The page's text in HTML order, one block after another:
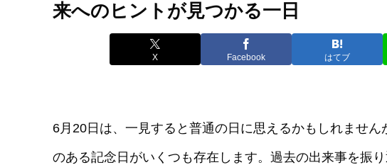
来へのヒントが見つかる一日
X Facebook はてブ
6月20日は、一見すると普通の日に思えるかもしれませ
のある記念日がいくつも存在します。過去の出来事を振